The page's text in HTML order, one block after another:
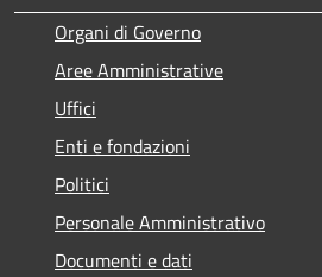
Organi di Governo
Aree Amministrative
Uffici
Enti e fondazioni
Politici
Personale Amministrativo
Documenti e dati